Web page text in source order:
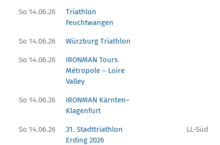
So 14.06.26
Triathlon
Feuchtwangen
So 14.06.26 Würzburg Triathlon
So 14.06.26
IRONMAN Tours
Métropole – Loire
Valley
So 14.06.26
IRONMAN Kärnten–
Klagenfurt
So 14.06.26
31. Stadttriathlon
Erding 2026
LL-Süd